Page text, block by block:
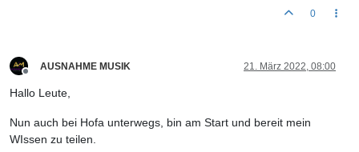
0
AUSNAHME MUSIK 21. März 2022, 08:00
Hallo Leute,
Nun auch bei Hofa unterwegs, bin am Start und bereit mein
WIssen zu teilen.